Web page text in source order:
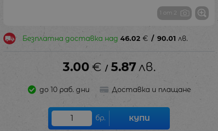
1 от 2
Безплатна доставка над 46.02 € / 90.01 лв.
3.00 € / 5.87лв.
до 10 раб. дни Доставка и плащане
бр. КУПИ